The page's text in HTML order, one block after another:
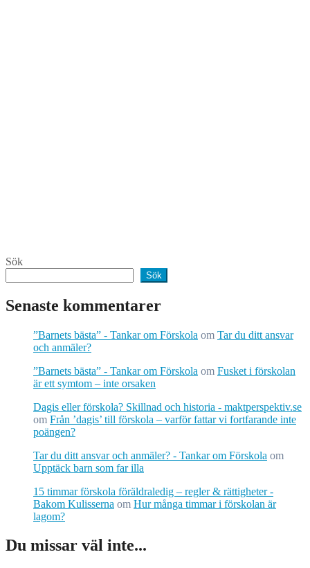
Sök
Sök
Senaste kommentarer
”Barnets bästa” - Tankar om Förskola om Tar du ditt ansvar
och anmäler?
”Barnets bästa” - Tankar om Förskola om Fusket i förskolan
är ett symtom – inte orsaken
Dagis eller förskola? Skillnad och historia - maktperspektiv.se
om Från ’dagis’ till förskola – varför fattar vi fortfarande inte
poängen?
Tar du ditt ansvar och anmäler? - Tankar om Förskola om
Upptäck barn som far illa
15 timmar förskola föräldraledig – regler & rättigheter -
Bakom Kulisserna om Hur många timmar i förskolan är
lagom?
Du missar väl inte...